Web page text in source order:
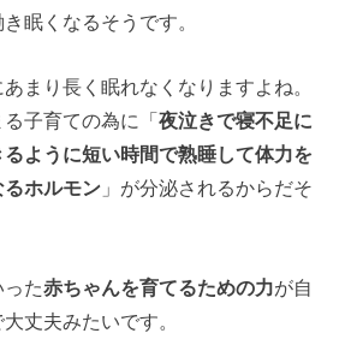
眠くなるそうです。
まり長く眠れなくなりますよね。
子育ての為に「夜泣きで寝不足に
ように短い時間で熟睡して体力を
ホルモン 」が分泌されるからだそ
った赤ちゃんを育てるための力が自
丈夫みたいです。